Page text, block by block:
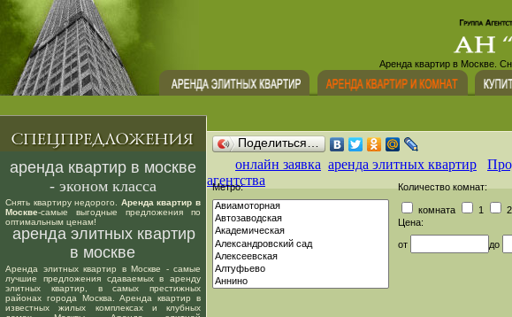
Аренда квартир в Москве.
аренда квартир в москве
- эконом класса
Снять квартиру недорого. Аренда квартир в
Москве-самые выгодные предложения по
оптимальным ценам!
аренда элитных квартир
в москве
Аренда элитных квартир в Москве - самые
лучшие предложения сдаваемых в аренду
элитных квартир, в самых престижных
районах города Москва. Аренда квартир в
известных жилых комплексах и клубных
Поделиться…
онлайн заявка аренда элитных квартир
агентства
Метро: Количество комнат:
комната 1 2
Цена:
от до